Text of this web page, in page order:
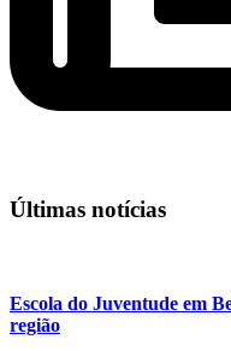
Últimas notícias
Escola do Juventude em
região